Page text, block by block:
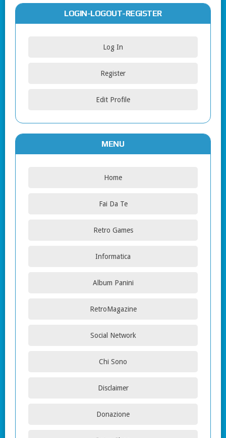
LOGIN-LOGOUT-REGISTER
Log In
Register
Edit Profile
MENU
Home
Fai Da Te
Retro Games
Informatica
Album Panini
RetroMagazine
Social Network
Chi Sono
Disclaimer
Donazione